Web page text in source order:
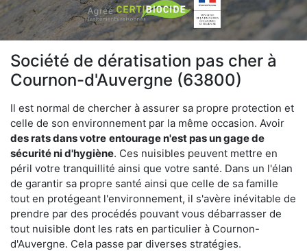
Société de dératisation pas cher à
Cournon-d'Auvergne (63800)
Il est normal de chercher à assurer sa propre protection et
celle de son environnement par la même occasion. Avoir
des rats dans votre entourage n'est pas un gage de
sécurité ni d'hygiène. Ces nuisibles peuvent mettre en
péril votre tranquillité ainsi que votre santé. Dans un l'élan
de garantir sa propre santé ainsi que celle de sa famille
tout en protégeant l'environnement, il s'avère inévitable de
prendre par des procédés pouvant vous débarrasser de
tout nuisible dont les rats en particulier à Cournon-
d'Auvergne. Cela passe par diverses stratégies.